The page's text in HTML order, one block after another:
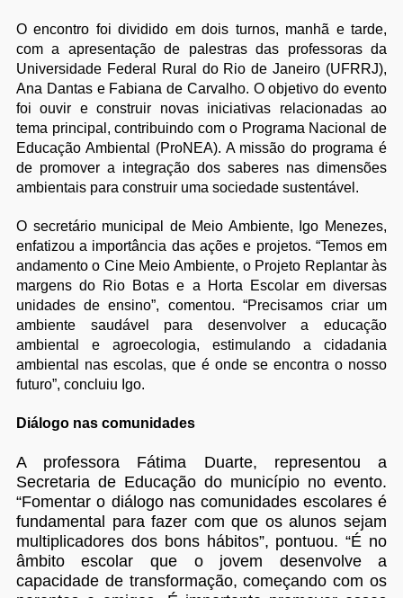
O encontro foi dividido em dois turnos, manhã e tarde,
com a apresentação de palestras das professoras da
Universidade Federal Rural do Rio de Janeiro (UFRRJ),
Ana Dantas e Fabiana de Carvalho. O objetivo do evento
foi ouvir e construir novas iniciativas relacionadas ao
tema principal, contribuindo com o Programa Nacional de
Educação Ambiental (ProNEA). A missão do programa é
de promover a integração dos saberes nas dimensões
ambientais para construir uma sociedade sustentável.
O secretário municipal de Meio Ambiente, Igo Menezes,
enfatizou a importância das ações e projetos. “Temos em
andamento o Cine Meio Ambiente, o Projeto Replantar às
margens do Rio Botas e a Horta Escolar em diversas
unidades de ensino”, comentou. “Precisamos criar um
ambiente saudável para desenvolver a educação
ambiental e agroecologia, estimulando a cidadania
ambiental nas escolas, que é onde se encontra o nosso
futuro”, concluiu Igo.
Diálogo nas comunidades
A professora Fátima Duarte, representou a
Secretaria de Educação do município no evento.
“Fomentar o diálogo nas comunidades escolares é
fundamental para fazer com que os alunos sejam
multiplicadores dos bons hábitos”, pontuou. “É no
âmbito escolar que o jovem desenvolve a
capacidade de transformação, começando com os